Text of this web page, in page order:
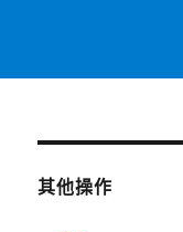
其他操作